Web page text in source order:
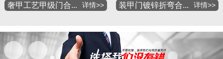
奢甲工艺甲级门合... 详情>> 装甲门镀锌折弯合... 详情>>